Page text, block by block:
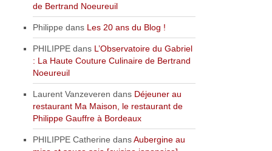
de Bertrand Noeureuil
Philippe dans Les 20 ans du Blog !
PHILIPPE dans L’Observatoire du Gabriel
: La Haute Couture Culinaire de Bertrand
Noeureuil
Laurent Vanzeveren dans Déjeuner au
restaurant Ma Maison, le restaurant de
Philippe Gauffre à Bordeaux
PHILIPPE Catherine dansAubergine au